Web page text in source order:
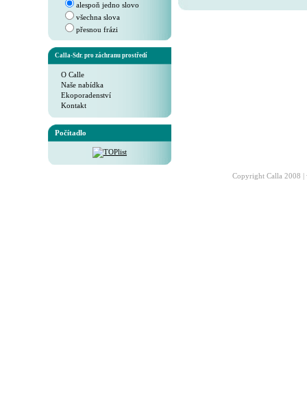
alespoň jedno slovo
všechna slova
přesnou frázi
Calla-Sdr. pro záchranu prostředí
O Calle
Naše nabídka
Ekoporadenství
Kontakt
Počítadlo
Copyright Calla 2008 |